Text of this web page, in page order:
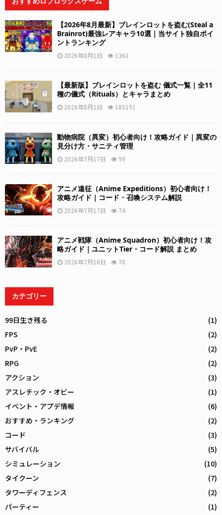
【2026年8月最新】ブレインロットを盗む(Steal a
Brainrot)最強レアキャラ10選｜当サイト独自ポイ
ントランキング
2026年8月1日 1361
【最新版】ブレインロットを盗む 儀式一覧｜全11
種の儀式（Rituals）とキャラまとめ
2026年8月1日 185191
動物病院（異変）初心者向け！攻略ガイド｜異変の
見分け方・サニティ管理
2026年7月17日 99
アニメ遠征（Anime Expeditions）初心者向け！
攻略ガイド｜コード・召喚システム解説
2026年7月17日 74
アニメ戦隊（Anime Squadron）初心者向け！攻
略ガイド｜ユニットTier・コード解説 まとめ
2026年7月16日 78
カテゴリー
99日生き残る
(1)
FPS
(2)
PvP・PvE
(2)
RPG
(2)
アクション
(3)
アスレチック・オビー
(1)
イベント・アプデ情報
(6)
おすすめ・ランキング
(2)
コード
(3)
サバイバル
(5)
シミュレーション
(10)
タイクーン
(7)
タワーディフェンス
(2)
パーティー
(1)